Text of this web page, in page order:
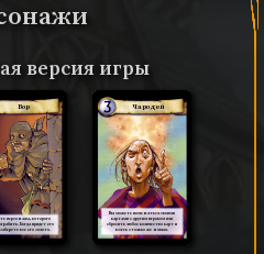
версия игры
Вор
персонажа, которого
Когда придет его
все его золото.
Чародей
Вы можете поменяться своими
картами с другим игроком или
сбросить любое количество карт и
взять столько же новых.